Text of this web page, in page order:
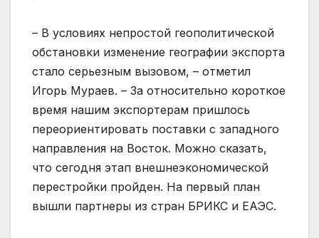
– В условиях непростой геополитической
обстановки изменение географии экспорта
стало серьезным вызовом, – отметил
Игорь Мураев. – За относительно короткое
время нашим экспортерам пришлось
переориентировать поставки с западного
направления на Восток. Можно сказать,
что сегодня этап внешнеэкономической
перестройки пройден. На первый план
вышли партнеры из стран БРИКС и ЕАЭС.